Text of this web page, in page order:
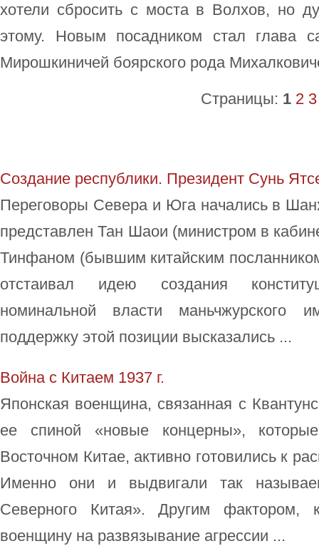
хотели сбросить с моста в Волхов, но
этому. Новым посадником стал глава
Мирошкиничей боярского рода
Страницы: 1 2 3
Создание республики. Президент Сунь
Переговоры Севера и Юга начались в
представлен Тан Шаои (министром в
Тинфаном (бывшим китайским
отстаивал идею создания
номинальной власти маньчжурского
поддержку этой позиции высказались ...
Война с Китаем 1937 г.
Японская военщина, связанная с
ее спиной «новые концерны»,
Восточном Китае, активно готовились к
Именно они и выдвигали так
Северного Китая». Другим фактором,
военщину на развязывание агрессии ...